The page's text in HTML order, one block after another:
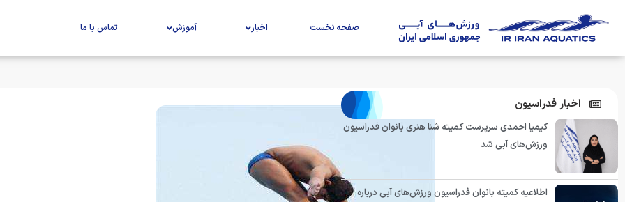
صفحه نخست اخبار آموزش تماس با ما
اخبار فدراسیون
کیمیا احمدی سرپرست کمیته شنا هنری بانوان فدراسیون
ورزش‌های آبی شد
اطلاعیه کمیته بانوان فدراسیون ورزش‌های آبی درباره